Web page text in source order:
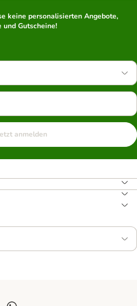
keine personalisierten Angebote,
und Gutscheine!
anmelden